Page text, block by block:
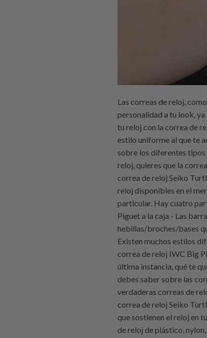
Las correas de reloj, como los productos de correa de reloj Audemars Piguet, son el lugar perfecto para inyectar algo de personalidad a tu look, ya sea que te estés vistiendo para un evento de etiqueta o para un día casual en la oficina. La apariencia de tu reloj con la correa de reloj Bell & Ross también puede hacer una fuerte declaración sobre quién eres y qué valoras: ¿tienes un estilo uniforme al que te adhieres, o te gusta cambiar los diseños de la correa de reloj IWC Big Pilot? Sigue leyendo para aprender sobre los diferentes tipos de correas de reloj y cuándo debe usarse el reemplazo de la correa de reloj Omega. Cuando llevas un reloj, quieres que la correa de reloj Seiko Samurai se vea bien y se sienta cómoda, ¿verdad? Las correas de reloj adecuadas, como la correa de reloj Seiko Turtle, pueden lograr ambos objetivos. En este artículo, te mostraremos los diferentes tipos de correas de reloj disponibles en el mercado de Maryland hoy y cuáles son las mejores correas de reemplazo de reloj Seiko para tu estilo particular. Hay cuatro partes básicas que componen una correa de reloj: - Los ganchos que conectan la correa de reloj Audemars Piguet a la caja - Las barras de resorte que mantienen la correa de reloj Bell & Ross en su lugar - Los pasadores y hebillas/broches/bases que sujetan y aseguran la correa de reloj IWC Big Pilot a la muñeca Diferentes tipos de correas de reloj Existen muchos estilos diferentes de cada parte de la correa de reloj Bell & Ross, y todos sirven para diferentes propósitos. La correa de reloj IWC Big Pilot es adecuada para ti dependiendo de cómo te gusta llevar tu reloj, qué tipo de atuendo usarás y, en última instancia, qué te queda bien. Echemos un vistazo a cada opción de reemplazo de correa de reloj Omega. Lo primero que debes saber sobre las correas de reloj o la correa de reloj Audemars Piguet es que en realidad no se llaman "correas de reloj". Las verdaderas correas de reloj son esas cosas planas de goma de la correa de reloj Seiko Samurai que van debajo del reloj mismo. La correa de reloj Seiko Turtle se conecta a la cara del